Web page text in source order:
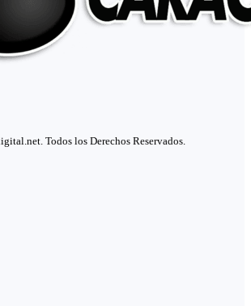
Todos los Derechos Reservados.